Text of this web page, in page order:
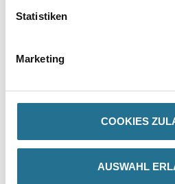
Statistiken
Marketing
COOKIES
AUSWAHL